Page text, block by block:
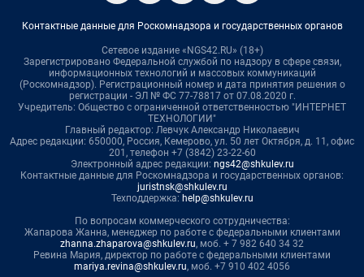
Контактные данные для Роскомнадзора и государственных органов
Сетевое издание «NGS42.RU» (18+)
Зарегистрировано Федеральной службой по надзору в сфере связи,
информационных технологий и массовых коммуникаций
(Роскомнадзор). Регистрационный номер и дата принятия решения о
регистрации - ЭЛ № ФС 77-78817 от 07.08.2020 г.
Учредитель: Общество с ограниченной ответственностью "ИНТЕРНЕТ
ТЕХНОЛОГИИ"
Главный редактор: Левчук Александр Николаевич
Адрес редакции: 650000, Россия, Кемерово, ул. 50 лет Октября, д. 11, офис
201, телефон +7 (3842) 23-22-60
Электронный адрес редакции: ngs42@shkulev.ru
Контактные данные для Роскомнадзора и государственных органов:
juristnsk@shkulev.ru
Техподдержка: help@shkulev.ru
По вопросам коммерческого сотрудничества:
Жапарова Жанна, менеджер по работе с федеральными клиентами
zhanna.zhaparova@shkulev.ru, моб. + 7 982 640 34 32
Ревина Мария, директор по работе с федеральными клиентами
mariya.revina@shkulev.ru, моб. +7 910 402 4056